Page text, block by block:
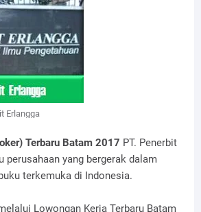
Erlangga
Terbaru Batam 2017 PT. Penerbit
perusahaan yang bergerak dalam
terkemuka di Indonesia.
Lowongan Kerja Terbaru Batam